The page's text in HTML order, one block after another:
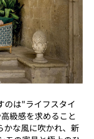
のは"ライフスタイ
級感を求めること
かな風に吹かれ、新